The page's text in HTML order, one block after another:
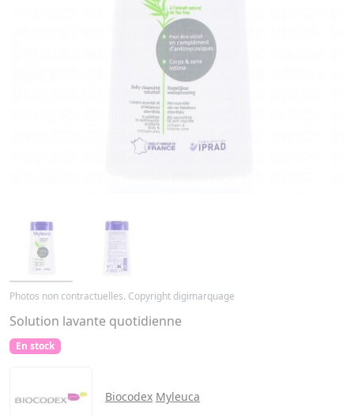
Photos non contractuelles. Copyright digimarquage
Solution lavante quotidienne
En stock
Biocodex Myleuca